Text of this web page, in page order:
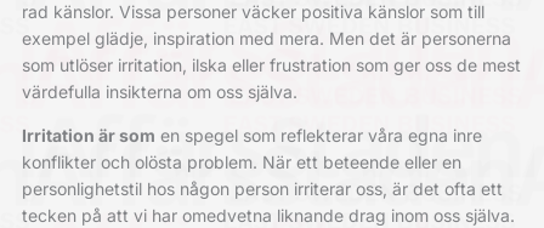
rad känslor. Vissa personer väcker positiva känslor som till
exempel glädje, inspiration med mera. Men det är personerna
som utlöser irritation, ilska eller frustration som ger oss de mest
värdefulla insikterna om oss själva.
Irritation är som en spegel som reflekterar våra egna inre
konflikter och olösta problem. När ett beteende eller en
personlighetstil hos någon person irriterar oss, är det ofta ett
tecken på att vi har omedvetna liknande drag inom oss själva.